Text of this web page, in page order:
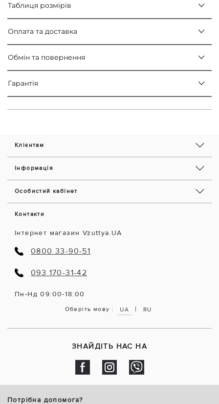
Таблиця розмірів
Оплата та доставка
Обмін та повернення
Гарантія
Клієнтам
Інформація
Особистий кабінет
Контакти
Інтернет магазин Vzuttya.UA
0800 33-90-51
093 170-31-42
Пн-Нд 09:00-18:00
Оберіть мову : UA | RU
ЗНАЙДІТЬ НАС НА
Потрібна допомога?